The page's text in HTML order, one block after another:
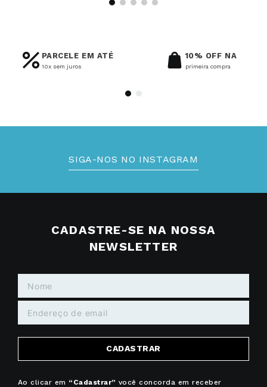
PARCELE EM ATÉ
10x sem juros
10% OFF NA
primeira compra
SIGA-NOS NO INSTAGRAM
CADASTRE-SE NA NOSSA
NEWSLETTER
CADASTRAR
Ao clicar em “Cadastrar” você concorda em receber